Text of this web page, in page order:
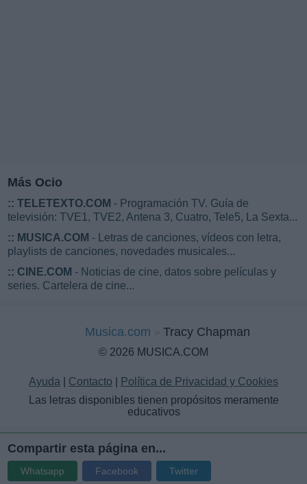
Más Ocio
:: TELETEXTO.COM - Programación TV. Guía de
televisión: TVE1, TVE2, Antena 3, Cuatro, Tele5, La Sexta...
:: MUSICA.COM - Letras de canciones, vídeos con letra,
playlists de canciones, novedades musicales...
:: CINE.COM - Noticias de cine, datos sobre películas y
series. Cartelera de cine...
Musica.com Tracy Chapman
© 2026 MUSICA.COM
Ayuda Contacto
Política de Privacidad y Cookies
Las letras disponibles tienen propósitos meramente
educativos
Compartir esta página en...
Whatsapp Facebook Twitter